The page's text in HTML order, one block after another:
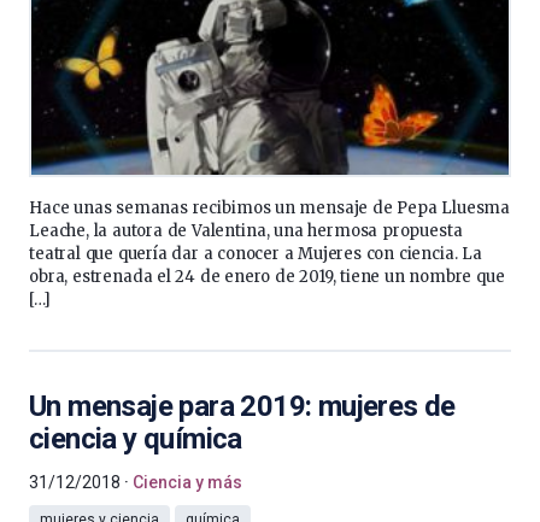
Hace unas semanas recibimos un mensaje de Pepa Lluesma
Leache, la autora de Valentina, una hermosa propuesta
teatral que quería dar a conocer a Mujeres con ciencia. La
obra, estrenada el 24 de enero de 2019, tiene un nombre que
[…]
Un mensaje para 2019: mujeres de
ciencia y química
31/12/2018 Ciencia y más